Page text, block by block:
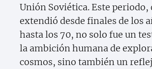
Unión Soviética. Este periodo,
extendió desde finales de los
hasta los 70, no solo fue un
la ambición humana de
cosmos, sino también un